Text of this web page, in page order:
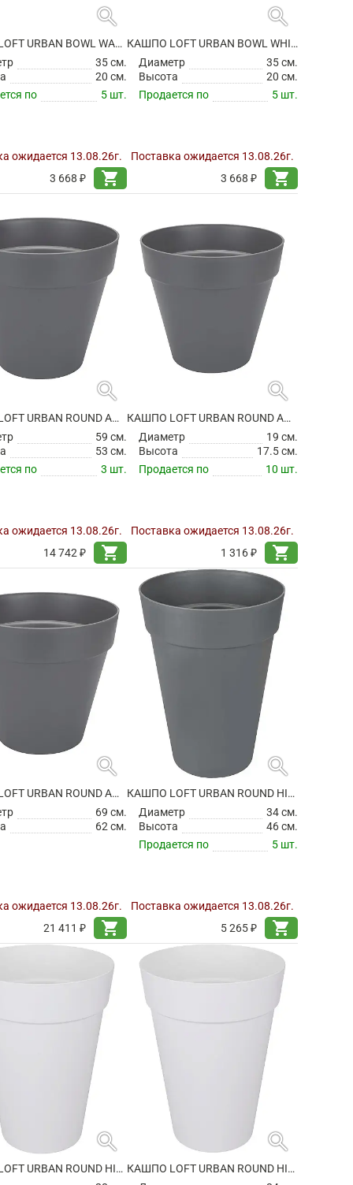
search
КАШПО LOFT URBAN BOWL WARM GREY
35 см.
20 см.
по
5 шт.
ожидается 13.08.26г.
3 668 ₽
shopping_cart
search
КАШПО LOFT URBAN BOWL WHITE
Диаметр
35 см.
Высота
20 см.
Продается по
5 шт.
Поставка ожидается 13.08.26г.
3 668 ₽
shopping_cart
search
КАШПО LOFT URBAN ROUND ANTHRACITE НА КОЛЕСИКАХ
59 см.
53 см.
по
3 шт.
ожидается 13.08.26г.
14 742 ₽
shopping_cart
search
КАШПО LOFT URBAN ROUND ANTHRACITE
Диаметр
19 см.
Высота
17.5 см.
Продается по
10 шт.
Поставка ожидается 13.08.26г.
1 316 ₽
shopping_cart
search
КАШПО LOFT URBAN ROUND ANTHRACITE
69 см.
62 см.
ожидается 13.08.26г.
21 411 ₽
shopping_cart
search
КАШПО LOFT URBAN ROUND HIGH ANTHRACITE
Диаметр
34 см.
Высота
46 см.
Продается по
5 шт.
Поставка ожидается 13.08.26г.
5 265 ₽
shopping_cart
search
КАШПО LOFT URBAN ROUND HIGH WHITE
search
КАШПО LOFT URBAN ROUND HIGH WHITE